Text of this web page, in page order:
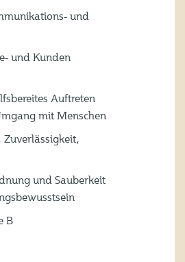
und
und Kunden
Auftreten
mit Menschen
Zuverlässigkeit,
und Sauberkeit
B